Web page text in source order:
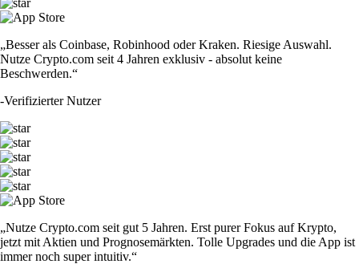
„Besser als Coinbase, Robinhood oder Kraken. Riesige Auswahl.
Nutze Crypto.com seit 4 Jahren exklusiv - absolut keine
Beschwerden.“
-Verifizierter Nutzer
„Nutze Crypto.com seit gut 5 Jahren. Erst purer Fokus auf Krypto,
jetzt mit Aktien und Prognosemärkten. Tolle Upgrades und die App ist
immer noch super intuitiv.“